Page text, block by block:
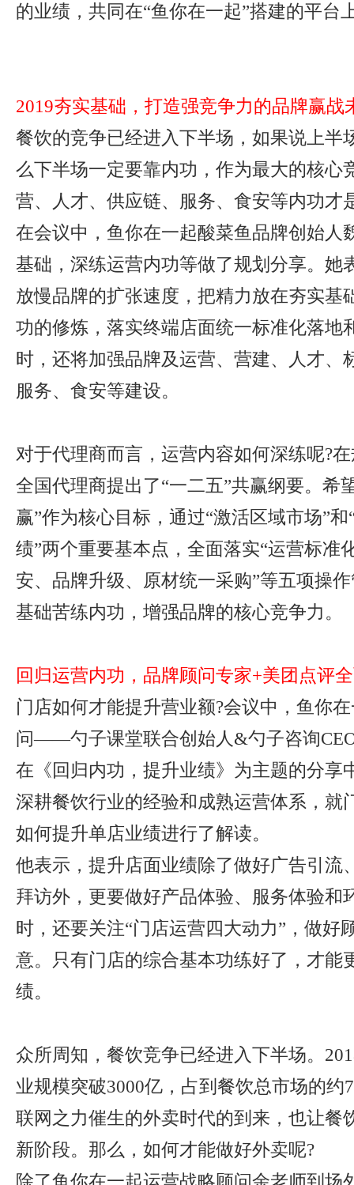
的业绩，共同在“鱼你在一起”搭建的平台
2019夯实基础，打造强竞争力的品牌赢战
餐饮的竞争已经进入下半场，如果说上半
么下半场一定要靠内功，作为最大的核心
营、人才、供应链、服务、食安等内功才
在会议中，鱼你在一起酸菜鱼品牌创始人
基础，深练运营内功等做了规划分享。她
放慢品牌的扩张速度，把精力放在夯实基
功的修炼，落实终端店面统一标准化落地
时，还将加强品牌及运营、营建、人才、
服务、食安等建设。
对于代理商而言，运营内容如何深练呢?
全国代理商提出了“一二五”共赢纲要。希
赢”作为核心目标，通过“激活区域市场”
绩”两个重要基本点，全面落实“运营标准
安、品牌升级、原材统一采购”等五项操
基础苦练内功，增强品牌的核心竞争力。
回归运营内功，品牌顾问专家+美团点评
门店如何才能提升营业额?会议中，鱼你
问——勺子课堂联合创始人&勺子咨询
在《回归内功，提升业绩》为主题的分享
深耕餐饮行业的经验和成熟运营体系，就
如何提升单店业绩进行了解读。
他表示，提升店面业绩除了做好广告引流
拜访外，更要做好产品体验、服务体验和
时，还要关注“门店运营四大动力”，做好
意。只有门店的综合基本功练好了，才能
绩。
众所周知，餐饮竞争已经进入下半场。
业规模突破3000亿，占到餐饮总市场的约
联网之力催生的外卖时代的到来，也让餐
新阶段。那么，如何才能做好外卖呢?